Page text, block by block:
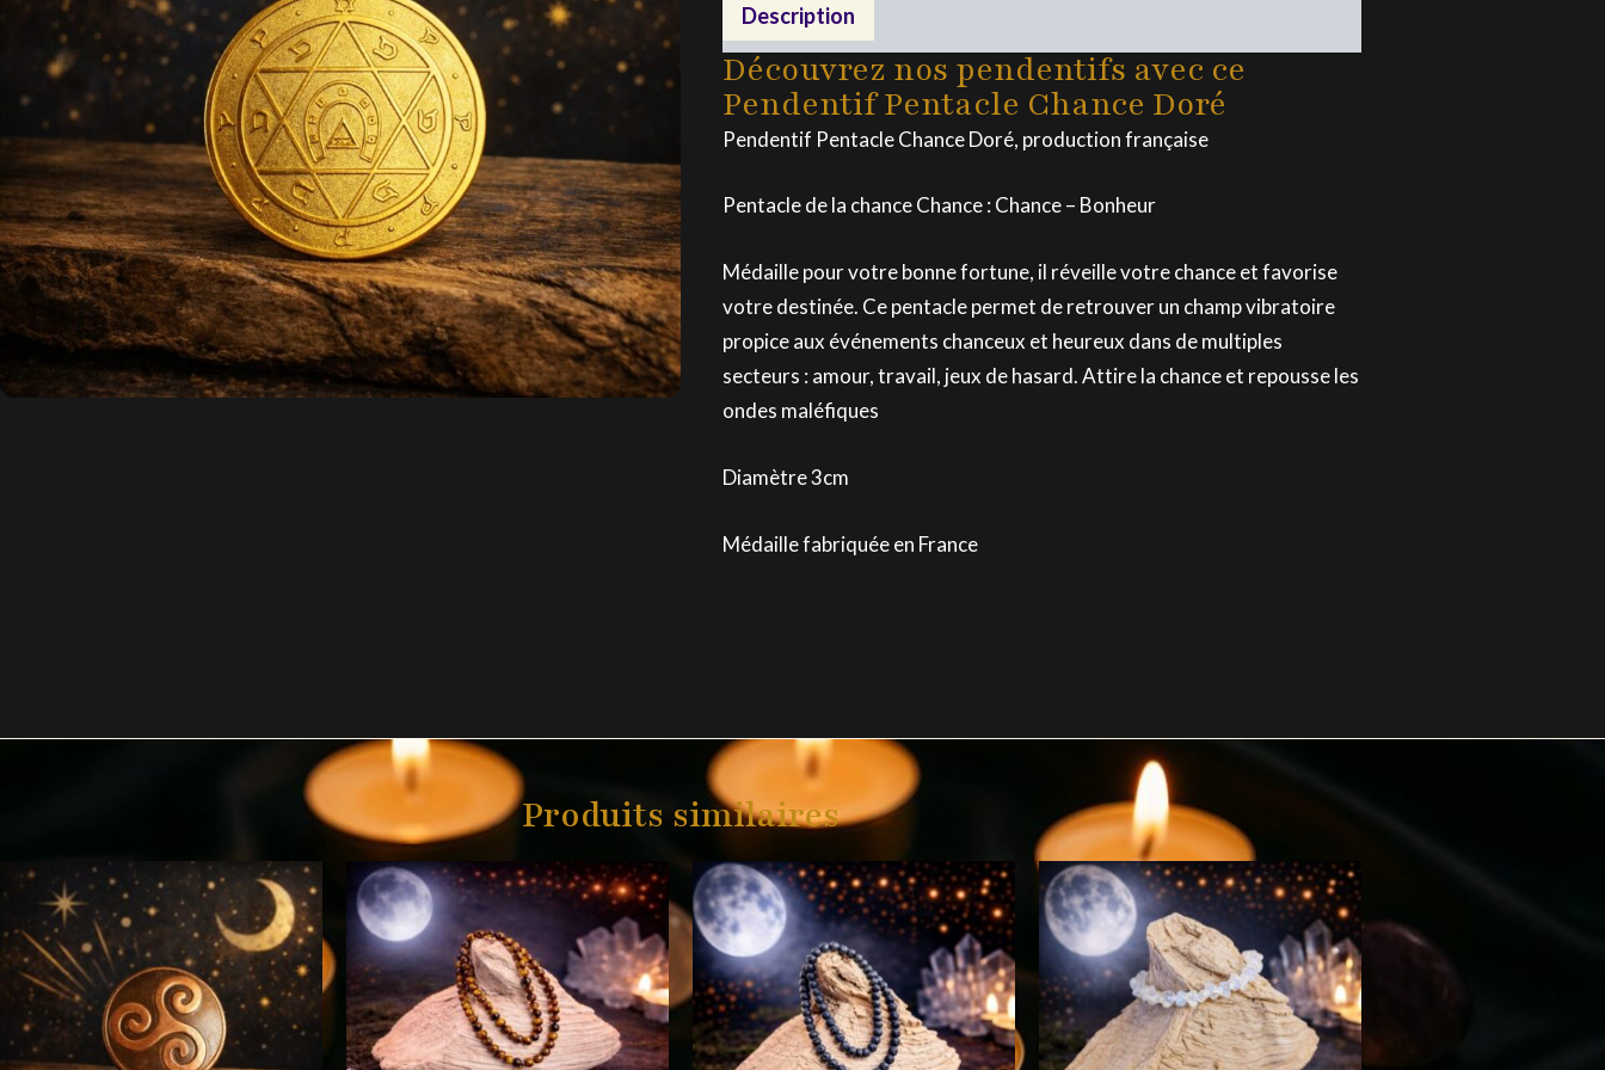
Chance
Description
Découvrez nos pendentifs avec ce
Pendentif Pentacle Chance Doré
Pendentif Pentacle Chance Doré, production française
Pentacle de la chance Chance : Chance – Bonheur
Médaille pour votre bonne fortune, il réveille votre chance et favorise
votre destinée. Ce pentacle permet de retrouver un champ vibratoire
propice aux événements chanceux et heureux dans de multiples
secteurs : amour, travail, jeux de hasard. Attire la chance et repousse les
ondes maléfiques
Diamètre 3cm
Médaille fabriquée en France
Produits similaires